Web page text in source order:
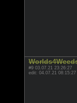
#9 03.07.21 23:26:27
edit: 04.07.21 08:15:27